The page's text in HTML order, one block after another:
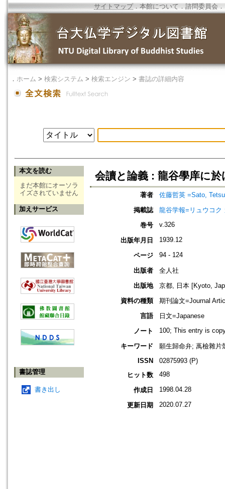
サイトマップ．本館について ． 諮問委員会 ．
． ホーム > 検索システム > 検索エンジン > 書誌の詳細内容
本文を読む
まだ本館にオーソラ
イズされていません
加えサービス
書誌管理
書き出し
会讀と論義 : 龍谷學庠に
著者
佐藤哲英 =Sato,
掲載誌
龍谷学報=リュウコク
巻号
v.326
出版年月日 1939.12
ページ 94 - 124
出版者
全人社
出版地
京都, 日本 [Kyoto,
資料の種類
期刊論文=Journal
言語
日文=Japanese
ノート
100; This entry is
キーワード
願生歸命弁; 萭檢雜片
ISSN
02875993 (P)
ヒット数
498
作成日 1998.04.28
更新日期 2020.07.27